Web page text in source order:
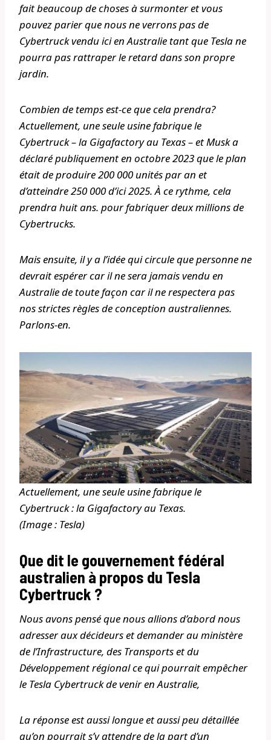
fait beaucoup de choses à surmonter et vous
pouvez parier que nous ne verrons pas de
Cybertruck vendu ici en Australie tant que Tesla ne
pourra pas rattraper le retard dans son propre
jardin.
Combien de temps est-ce que cela prendra?
Actuellement, une seule usine fabrique le
Cybertruck – la Gigafactory au Texas – et Musk a
déclaré publiquement en octobre 2023 que le plan
était de produire 200 000 unités par an et
d’atteindre 250 000 d’ici 2025. À ce rythme, cela
prendra huit ans. pour fabriquer deux millions de
Cybertrucks.
Mais ensuite, il y a l’idée qui circule que personne ne
devrait espérer car il ne sera jamais vendu en
Australie de toute façon car il ne respectera pas
nos strictes règles de conception australiennes.
Parlons-en.
Actuellement, une seule usine fabrique le
Cybertruck : la Gigafactory au Texas.
(Image : Tesla)
Que dit le gouvernement fédéral
australien à propos du Tesla
Cybertruck ?
Nous avons pensé que nous allions d’abord nous
adresser aux décideurs et demander au ministère
de l’Infrastructure, des Transports et du
Développement régional ce qui pourrait empêcher
le Tesla Cybertruck de venir en Australie,
La réponse est aussi longue et aussi peu détaillée
qu’on pourrait s’y attendre de la part d’un